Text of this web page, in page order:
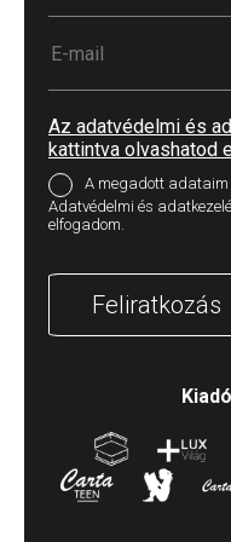
Az adatvédelmi és
kattintva olvashatod
A megadott adataim
Adatvédelmi és adatkezelési
elfogadom.
Feliratkozás